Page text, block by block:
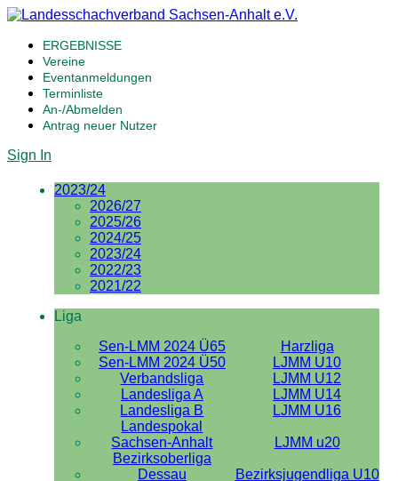
ERGEBNISSE
Vereine
Eventanmeldungen
Terminliste
An-/Abmelden
Antrag neuer Nutzer
Sign In
2023/24
2026/27
2025/26
2024/25
2023/24
2022/23
2021/22
Liga
Sen-LMM 2024 Ü65
Harzliga
Sen-LMM 2024 Ü50
LJMM U10
Verbandsliga
LJMM U12
Landesliga A
LJMM U14
Landesliga B
LJMM U16
Landespokal
Sachsen-Anhalt
LJMM u20
Bezirksoberliga
Dessau
Bezirksjugendliga U10